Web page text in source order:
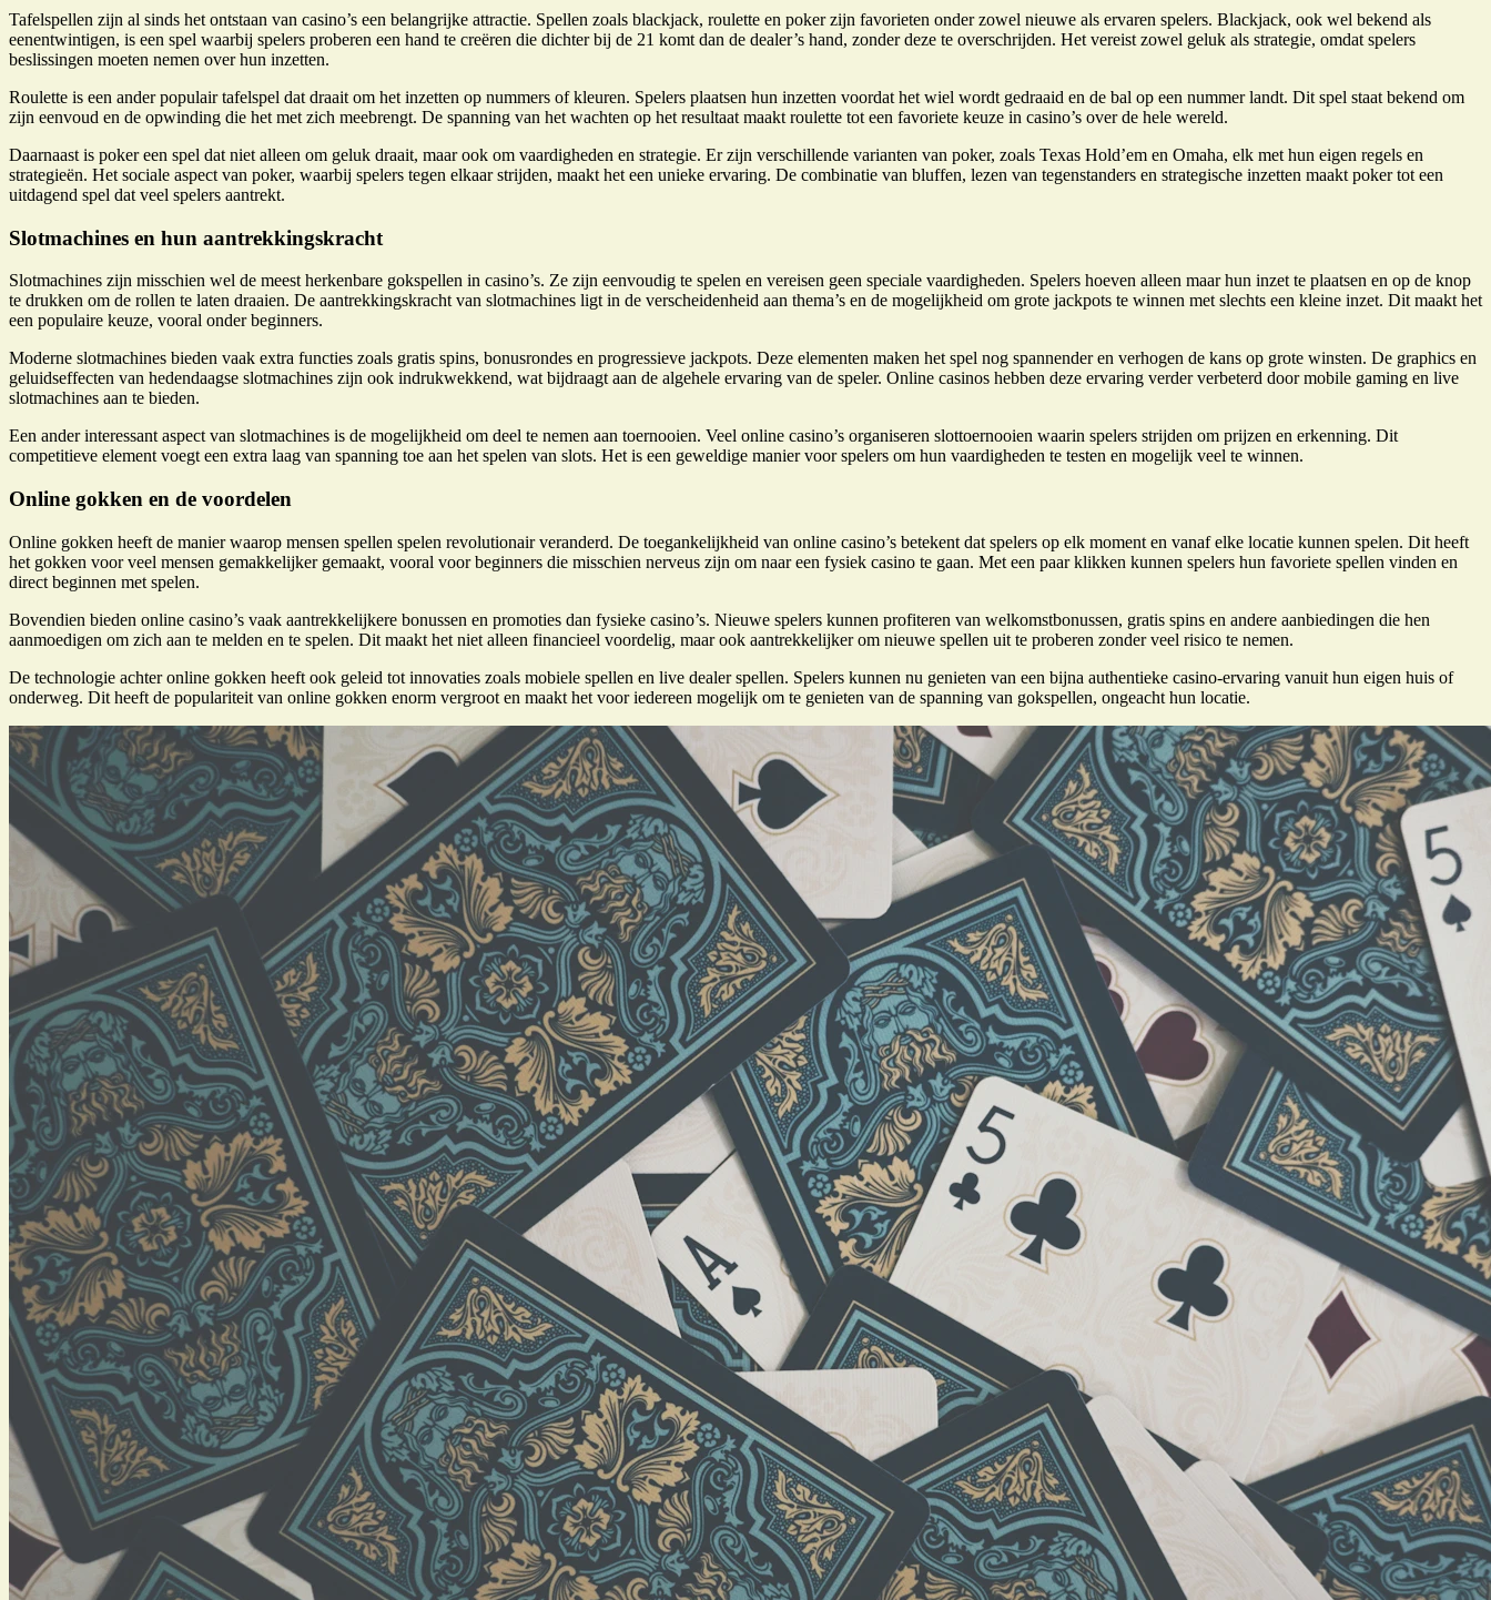
Tafelspellen zijn al sinds het ontstaan van casino’s een belangrijke attractie. Spellen zoals blackjack, roulette en poker zijn favorieten onder zowel nieuwe als ervaren spelers. Blackjack, ook wel bekend als
eenentwintigen, is een spel waarbij spelers proberen een hand te creëren die dichter bij de 21 komt dan de dealer’s hand, zonder deze te overschrijden. Het vereist zowel geluk als strategie, omdat spelers
beslissingen moeten nemen over hun inzetten.
Roulette is een ander populair tafelspel dat draait om het inzetten op nummers of kleuren. Spelers plaatsen hun inzetten voordat het wiel wordt gedraaid en de bal op een nummer landt. Dit spel staat bekend om
zijn eenvoud en de opwinding die het met zich meebrengt. De spanning van het wachten op het resultaat maakt roulette tot een favoriete keuze in casino’s over de hele wereld.
Daarnaast is poker een spel dat niet alleen om geluk draait, maar ook om vaardigheden en strategie. Er zijn verschillende varianten van poker, zoals Texas Hold’em en Omaha, elk met hun eigen regels en
strategieën. Het sociale aspect van poker, waarbij spelers tegen elkaar strijden, maakt het een unieke ervaring. De combinatie van bluffen, lezen van tegenstanders en strategische inzetten maakt poker tot een
uitdagend spel dat veel spelers aantrekt.
Slotmachines en hun aantrekkingskracht
Slotmachines zijn misschien wel de meest herkenbare gokspellen in casino’s. Ze zijn eenvoudig te spelen en vereisen geen speciale vaardigheden. Spelers hoeven alleen maar hun inzet te plaatsen en op de knop
te drukken om de rollen te laten draaien. De aantrekkingskracht van slotmachines ligt in de verscheidenheid aan thema’s en de mogelijkheid om grote jackpots te winnen met slechts een kleine inzet. Dit maakt het
een populaire keuze, vooral onder beginners.
Moderne slotmachines bieden vaak extra functies zoals gratis spins, bonusrondes en progressieve jackpots. Deze elementen maken het spel nog spannender en verhogen de kans op grote winsten. De graphics en
geluidseffecten van hedendaagse slotmachines zijn ook indrukwekkend, wat bijdraagt aan de algehele ervaring van de speler. Online casinos hebben deze ervaring verder verbeterd door mobile gaming en live
slotmachines aan te bieden.
Een ander interessant aspect van slotmachines is de mogelijkheid om deel te nemen aan toernooien. Veel online casino’s organiseren slottoernooien waarin spelers strijden om prijzen en erkenning. Dit
competitieve element voegt een extra laag van spanning toe aan het spelen van slots. Het is een geweldige manier voor spelers om hun vaardigheden te testen en mogelijk veel te winnen.
Online gokken en de voordelen
Online gokken heeft de manier waarop mensen spellen spelen revolutionair veranderd. De toegankelijkheid van online casino’s betekent dat spelers op elk moment en vanaf elke locatie kunnen spelen. Dit heeft
het gokken voor veel mensen gemakkelijker gemaakt, vooral voor beginners die misschien nerveus zijn om naar een fysiek casino te gaan. Met een paar klikken kunnen spelers hun favoriete spellen vinden en
direct beginnen met spelen.
Bovendien bieden online casino’s vaak aantrekkelijkere bonussen en promoties dan fysieke casino’s. Nieuwe spelers kunnen profiteren van welkomstbonussen, gratis spins en andere aanbiedingen die hen
aanmoedigen om zich aan te melden en te spelen. Dit maakt het niet alleen financieel voordelig, maar ook aantrekkelijker om nieuwe spellen uit te proberen zonder veel risico te nemen.
De technologie achter online gokken heeft ook geleid tot innovaties zoals mobiele spellen en live dealer spellen. Spelers kunnen nu genieten van een bijna authentieke casino-ervaring vanuit hun eigen huis of
onderweg. Dit heeft de populariteit van online gokken enorm vergroot en maakt het voor iedereen mogelijk om te genieten van de spanning van gokspellen, ongeacht hun locatie.